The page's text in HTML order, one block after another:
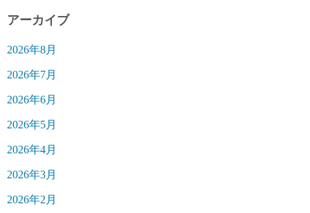
アーカイブ
2026年8月
2026年7月
2026年6月
2026年5月
2026年4月
2026年3月
2026年2月